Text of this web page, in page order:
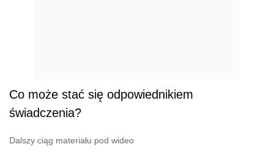
Co może stać się odpowiednikiem
świadczenia?
Dalszy ciąg materiału pod wideo